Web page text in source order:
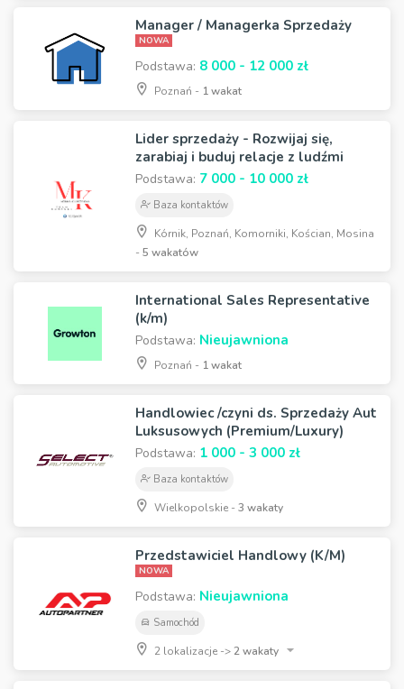
Manager / Managerka Sprzedaży
NOWA
Podstawa: 8 000 - 12 000 zł
Poznań - 1 wakat
Lider sprzedaży - Rozwijaj się,
zarabiaj i buduj relacje z ludźmi
Podstawa: 7 000 - 10 000 zł
Baza kontaktów
Kórnik, Poznań, Komorniki, Kościan, Mosina
-5 wakatów
International Sales Representative
(k/m)
Podstawa: Nieujawniona
Poznań - 1 wakat
Handlowiec /czyni ds. Sprzedaży Aut
Luksusowych (Premium/Luxury)
Podstawa: 1 000 - 3 000 zł
Baza kontaktów
Wielkopolskie -3 wakaty
Przedstawiciel Handlowy (K/M)
NOWA
Podstawa: Nieujawniona
Samochód
2 lokalizacje ->2 wakaty